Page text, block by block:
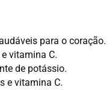
para o coração.
vitamina C.
de potássio.
e vitamina C.